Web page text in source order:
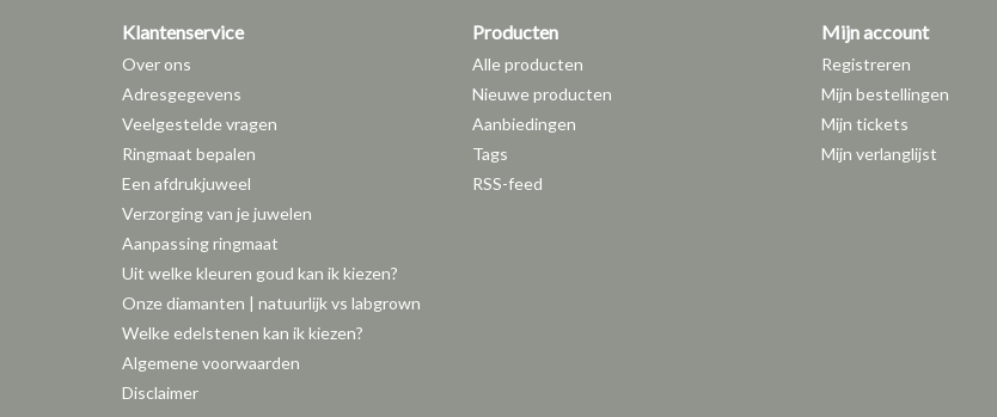
Klantenservice
Over ons
Adresgegevens
Veelgestelde vragen
Ringmaat bepalen
Een afdrukjuweel
Verzorging van je juwelen
Aanpassing ringmaat
Uit welke kleuren goud kan ik kiezen?
Onze diamanten | natuurlijk vs labgrown
Welke edelstenen kan ik kiezen?
Algemene voorwaarden
Disclaimer
Producten
Alle producten
Nieuwe producten
Aanbiedingen
Tags
RSS-feed
Mijn account
Registreren
Mijn bestellingen
Mijn tickets
Mijn verlanglijst